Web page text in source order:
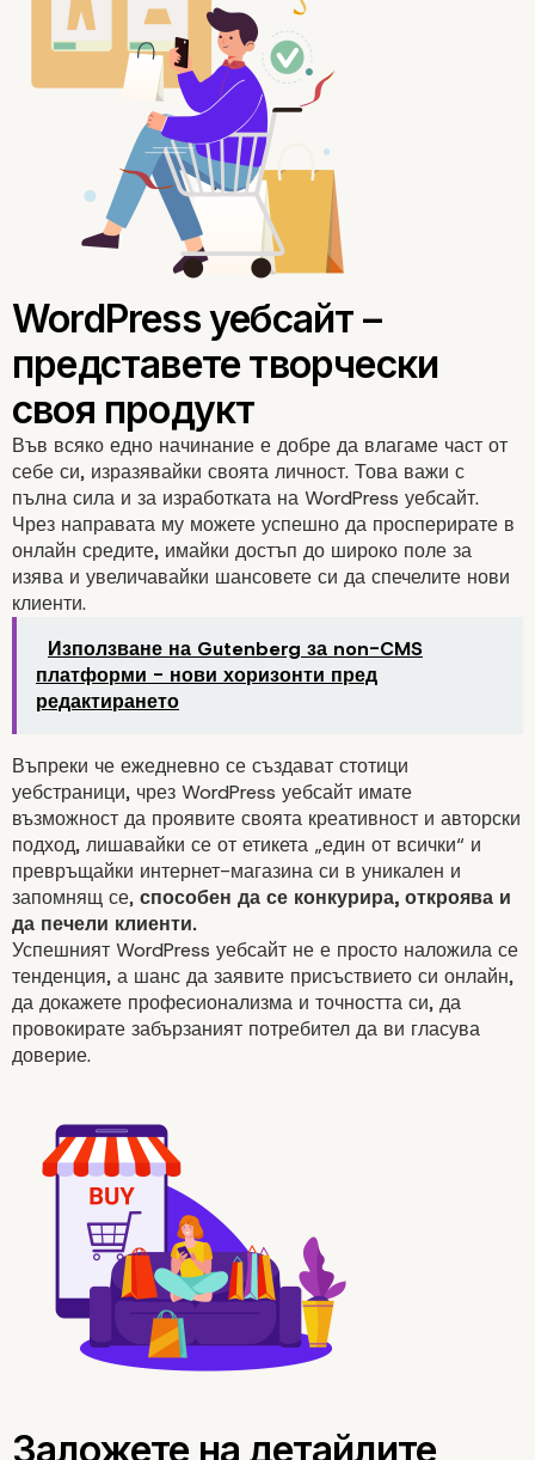
Онлайн търговецът –
готов да се променя
Във всяко едно начинание е добре да влагаме част от
себе си, изразявайки своята личност. Това важи с
пълна сила и за изработката на WordPress уебсайт.
Чрез направата му можете успешно да просперирате в
онлайн средите, имайки достъп до широко поле за
изява и увеличавайки шансовете си да спечелите нови
клиенти.
Използване на Gutenberg за non-CMS
платформи - нови хоризонти пред
редактирането
Въпреки че ежедневно се създават стотици
уебстраници, чрез WordPress уебсайт имате
възможност да проявите своята креативност и авторски
подход, лишавайки се от етикета „един от всички“ и
превръщайки интернет-магазина си в уникален и
запомнящ се, способен да се конкурира, откроява и
да печели клиенти.
Успешният WordPress уебсайт не е просто наложила се
тенденция, а шанс да заявите присъствието си онлайн,
да докажете професионализма и точността си, да
провокирате забързаният потребител да ви гласува
доверие.